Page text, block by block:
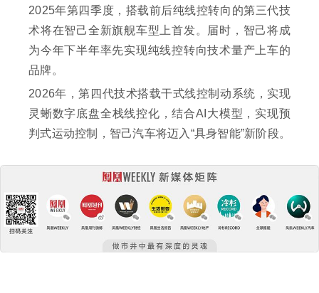
2025年第四季度，搭载前后纯线控转向的第三代技
术将在智己全新旗舰车型上首发。届时，智己将成
为今年下半年率先实现纯线控转向技术量产上车的
品牌。
2026年，第四代技术搭载干式线控制动系统，实现
灵蜥数字底盘全栈线控化，结合AI大模型，实现预
判式运动控制，智己汽车将迈入“具身智能”新阶段。